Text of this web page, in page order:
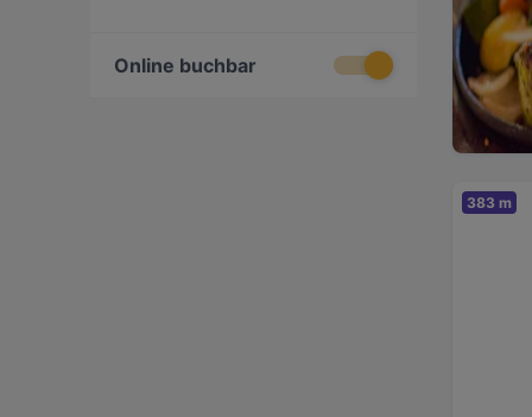
Mediterran
Online buchbar
383 m